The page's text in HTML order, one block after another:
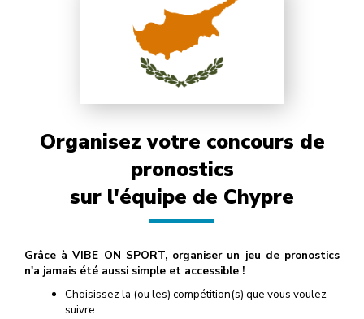
Organisez votre concours de
pronostics
sur l'équipe de Chypre
Grâce à VIBE ON SPORT, organiser un jeu de pronostics
n'a jamais été aussi simple et accessible !
Choisissez la (ou les) compétition(s) que vous voulez
suivre.